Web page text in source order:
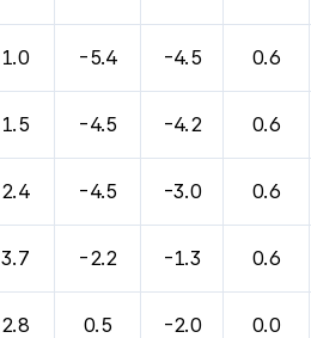
1.0 -5.4 -4.5 0.6
1.5 -4.5 -4.2 0.6
2.4 -4.5 -3.0 0.6
3.7 -2.2 -1.3 0.6
2.8 0.5 -2.0 0.0